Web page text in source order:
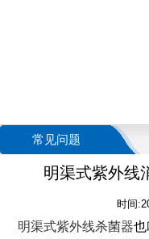
常见问题
明渠式紫外线
时间
明渠式紫外线杀菌器也